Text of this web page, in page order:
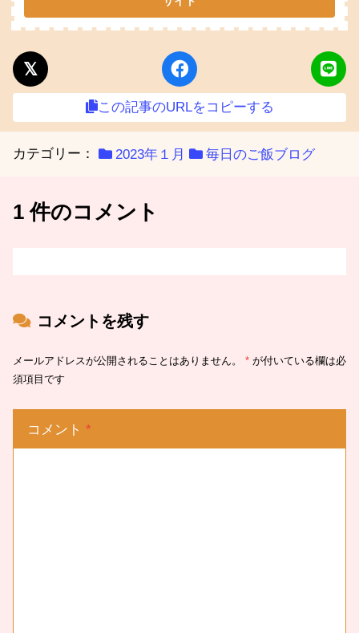
この記事のURLをコピーする
カテゴリー： 2023年１月 毎日のご飯ブログ
1 件のコメント
コメントを残す
メールアドレスが公開されることはありません。 * が付いている欄は必
須項目です
コメント *